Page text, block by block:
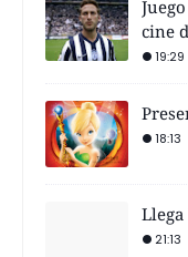
cine
19:29
18:13
21:13